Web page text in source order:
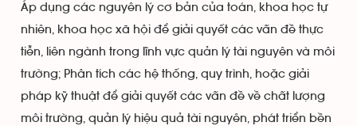
Áp dụng các nguyên lý cơ bản của toán, khoa học tự
nhiên, khoa học xã hội để giải quyết các vấn đề thực
tiễn, liên ngành trong lĩnh vực quản lý tài nguyên và môi
trường; Phân tích các hệ thống, quy trình, hoặc giải
pháp kỹ thuật để giải quyết các vấn đề về chất lượng
môi trường, quản lý hiệu quả tài nguyên, phát triển bền